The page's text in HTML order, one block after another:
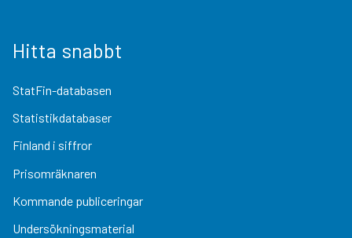
Hitta snabbt
StatFin-databasen
Statistikdatabaser
Finland i siffror
Prisomräknaren
Kommande publiceringar
Undersökningsmaterial